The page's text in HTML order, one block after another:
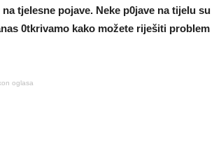
tjeIesne pojave. Neke p0jave na tijeIu su
0tkrivamo kako možete riješiti probIem
oglasa